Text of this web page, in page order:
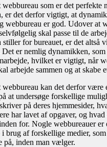
som er det perfekte
er det derfor vigtigt, at
webbureau er god. Udover at
skal passe til de
stiller for bureauet, er det altså
er nemlig dynamikken,
hvilket er vigtigt, når
arbejde sammen og at skabe
webbureau kan det derfor være
at undersøge forskellige
på deres hjemmesider,
har lavet af opgaver, og hvad
for. Nogle webbureauer er
i brug af forskellige medier,
på, inden man vælger.